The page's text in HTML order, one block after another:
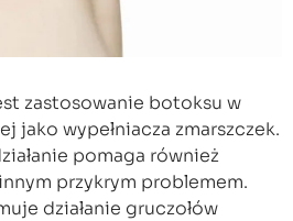
zastosowanie botoksu w
jako wypełniacza zmarszczek.
pomaga również
przykrym problemem.
działanie gruczołów